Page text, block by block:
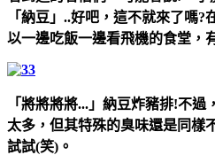
「納豆」..好吧，這不就來了嗎
以一邊吃飯一邊看飛機的食堂，
「將將將將...」納豆炸豬排!不
太多，但其特殊的臭味還是同樣
試試(笑)。